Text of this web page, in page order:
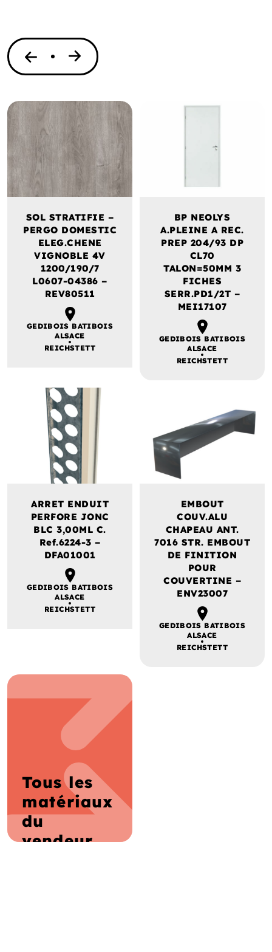
SOL STRATIFIE –
PERGO DOMESTIC
ELEG.CHENE
VIGNOBLE 4V
1200/190/7
L0607-04386 –
REV80511
GEDIBOIS BATIBOIS
ALSACE
REICHSTETT
BP NEOLYS
A.PLEINE A REC.
PREP 204/93 DP
CL70
TALON=50MM 3
FICHES
SERR.PD1/2T –
MEI17107
GEDIBOIS BATIBOIS
ALSACE
REICHSTETT
ARRET ENDUIT
PERFORE JONC
BLC 3,00ML C.
Ref.6224-3 –
DFA01001
GEDIBOIS BATIBOIS
ALSACE
REICHSTETT
EMBOUT
COUV.ALU
CHAPEAU ANT.
7016 STR. EMBOUT
DE FINITION
POUR
COUVERTINE –
ENV23007
GEDIBOIS BATIBOIS
ALSACE
REICHSTETT
Tous les
matériaux
du
vendeur